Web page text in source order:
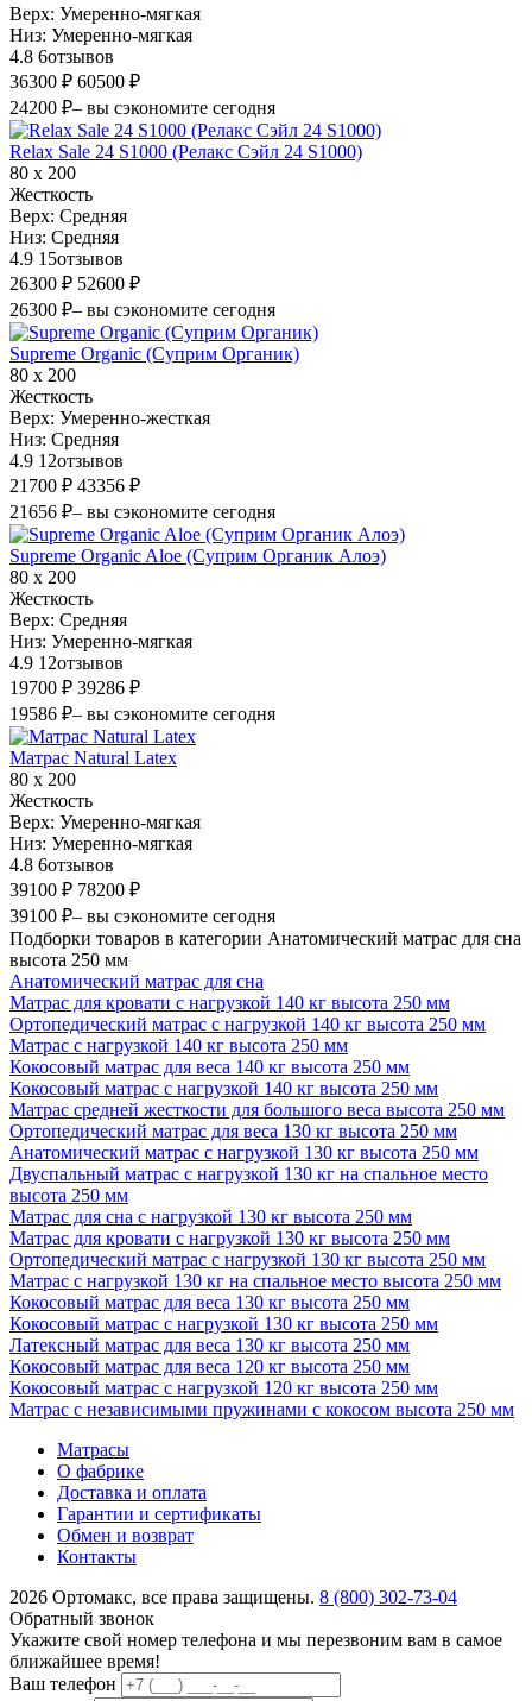
Верх: Умеренно-мягкая
Низ: Умеренно-мягкая
4.8 6отзывов
36300 ₽ 60500 ₽
24200 ₽– вы сэкономите сегодня
Relax Sale 24 S1000 (Релакс Сэйл 24 S1000)
80 х 200
Жесткость
Верх: Средняя
Низ: Средняя
4.9 15отзывов
26300 ₽ 52600 ₽
26300 ₽– вы сэкономите сегодня
Supreme Organic (Суприм Органик)
80 х 200
Жесткость
Верх: Умеренно-жесткая
Низ: Средняя
4.9 12отзывов
21700 ₽ 43356 ₽
21656 ₽– вы сэкономите сегодня
Supreme Organic Aloe (Суприм Органик Алоэ)
80 х 200
Жесткость
Верх: Средняя
Низ: Умеренно-мягкая
4.9 12отзывов
19700 ₽ 39286 ₽
19586 ₽– вы сэкономите сегодня
Матрас Natural Latex
80 х 200
Жесткость
Верх: Умеренно-мягкая
Низ: Умеренно-мягкая
4.8 6отзывов
39100 ₽ 78200 ₽
39100 ₽– вы сэкономите сегодня
Подборки товаров в категории Анатомический матрас для сна
высота 250 мм
Анатомический матрас для сна
Матрас для кровати с нагрузкой 140 кг высота 250 мм
Ортопедический матрас с нагрузкой 140 кг высота 250 мм
Матрас с нагрузкой 140 кг высота 250 мм
Кокосовый матрас для веса 140 кг высота 250 мм
Кокосовый матрас с нагрузкой 140 кг высота 250 мм
Матрас средней жесткости для большого веса высота 250 мм
Ортопедический матрас для веса 130 кг высота 250 мм
Анатомический матрас с нагрузкой 130 кг высота 250 мм
Двуспальный матрас с нагрузкой 130 кг на спальное место
высота 250 мм
Матрас для сна с нагрузкой 130 кг высота 250 мм
Матрас для кровати с нагрузкой 130 кг высота 250 мм
Ортопедический матрас с нагрузкой 130 кг высота 250 мм
Матрас с нагрузкой 130 кг на спальное место высота 250 мм
Кокосовый матрас для веса 130 кг высота 250 мм
Кокосовый матрас с нагрузкой 130 кг высота 250 мм
Латексный матрас для веса 130 кг высота 250 мм
Кокосовый матрас для веса 120 кг высота 250 мм
Кокосовый матрас с нагрузкой 120 кг высота 250 мм
Матрас с независимыми пружинами с кокосом высота 250 мм
Матрасы
О фабрике
Доставка и оплата
Гарантии и сертификаты
Обмен и возврат
Контакты
2026 Ортомакс, все права защищены. 8 (800) 302-73-04
Обратный звонок
Укажите свой номер телефона и мы перезвоним вам в самое
ближайшее время!
Ваш телефон